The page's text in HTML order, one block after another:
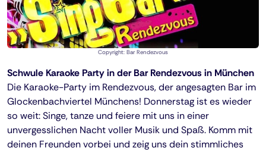
Copyright: Bar Rendezvous
Schwule Karaoke Party in der Bar Rendezvous in München
Die Karaoke-Party im Rendezvous, der angesagten Bar im
Glockenbachviertel Münchens! Donnerstag ist es wieder
so weit: Singe, tanze und feiere mit uns in einer
unvergesslichen Nacht voller Musik und Spaß. Komm mit
deinen Freunden vorbei und zeig uns dein stimmliches